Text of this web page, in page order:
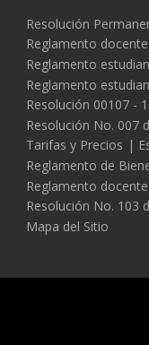
Legales
Resolución
Reglamento
Reglamento
Reglamento
Resolución 00107 -
Resolución No. 007
Tarifas y Precios
Reglamento de
Reglamento
Resolución No. 103
Mapa del Sitio